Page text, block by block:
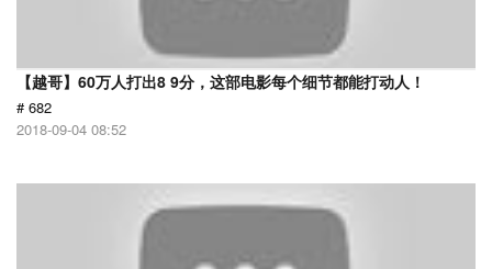
【越哥】60万人打出8 9分，这部电影每个细节都能打动人！
# 682
2018-09-04 08:52